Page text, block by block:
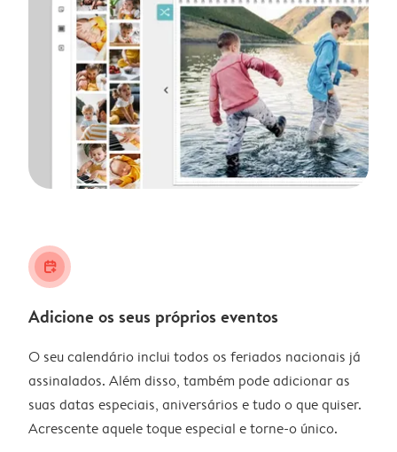
calendar_plus
Adicione os seus próprios eventos
O seu calendário inclui todos os feriados nacionais já
assinalados. Além disso, também pode adicionar as
suas datas especiais, aniversários e tudo o que quiser.
Acrescente aquele toque especial e torne-o único.